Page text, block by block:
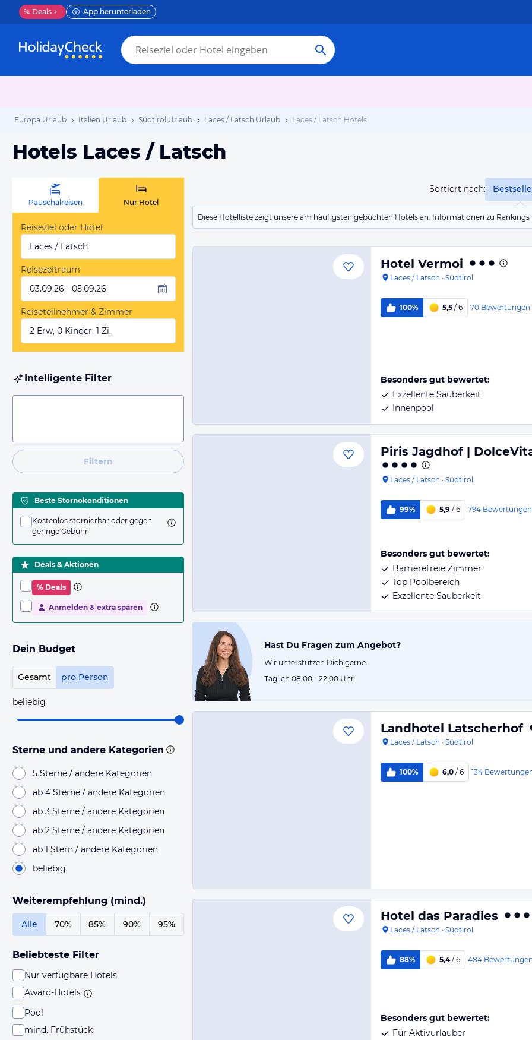
% Deals App herunterladen
Europa Urlaub Italien Urlaub Südtirol Urlaub Laces / Latsch Urlaub Laces / Latsch Hotels
Hotels Laces / Latsch
Sortiert nach:
Diese Hotelliste zeigt unsere am häufigsten gebuchten Hotels an. Informationen zu
Pauschalreisen Nur Hotel
Reiseziel oder Hotel
Laces / Latsch
Reisezeitraum
03.09.26 - 05.09.26
Reiseteilnehmer & Zimmer
2 Erw, 0 Kinder, 1 Zi.
Intelligente Filter
Filtern
Beste Stornokonditionen
Kostenlos stornierbar oder gegen
geringe Gebühr
Deals & Aktionen
% Deals
Anmelden & extra sparen
Dein Budget
Gesamt pro Person
beliebig
Sterne und andere Kategorien
5 Sterne / andere Kategorien
ab 4 Sterne / andere Kategorien
ab 3 Sterne / andere Kategorien
ab 2 Sterne / andere Kategorien
ab 1 Stern / andere Kategorien
beliebig
Weiterempfehlung (mind.)
Alle 70% 85% 90% 95%
Beliebteste Filter
Nur verfügbare Hotels
Award-Hotels
Pool
mind. Frühstück
Hotel Vermoi
Laces / Latsch · Südtirol
100% 5,5 / 6 70 Bewertungen
Besonders gut bewertet:
Exzellente Sauberkeit
Innenpool
Piris Jagdhof |
Laces / Latsch · Südtirol
99% 5,9 / 6 794 Bewertungen
Besonders gut bewertet:
Barrierefreie Zimmer
Top Poolbereich
Exzellente Sauberkeit
Hast Du Fragen zum Angebot?
Wir unterstützen Dich gerne.
Täglich 08:00 - 22:00 Uhr.
Landhotel Latscherhof
Laces / Latsch · Südtirol
100% 6,0 / 6 134
Hotel das Paradies
Laces / Latsch · Südtirol
88% 5,4/ 6 484
Besonders gut bewertet:
Für Aktivurlauber